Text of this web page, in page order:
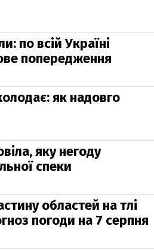
по всій Україні
попередження
як надовго
яку негоду
спеки
областей на тлі
погоди на 7 серпня